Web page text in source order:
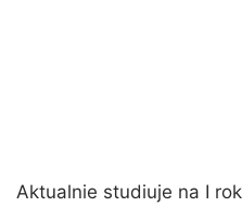
Aktualnie studiuje na I